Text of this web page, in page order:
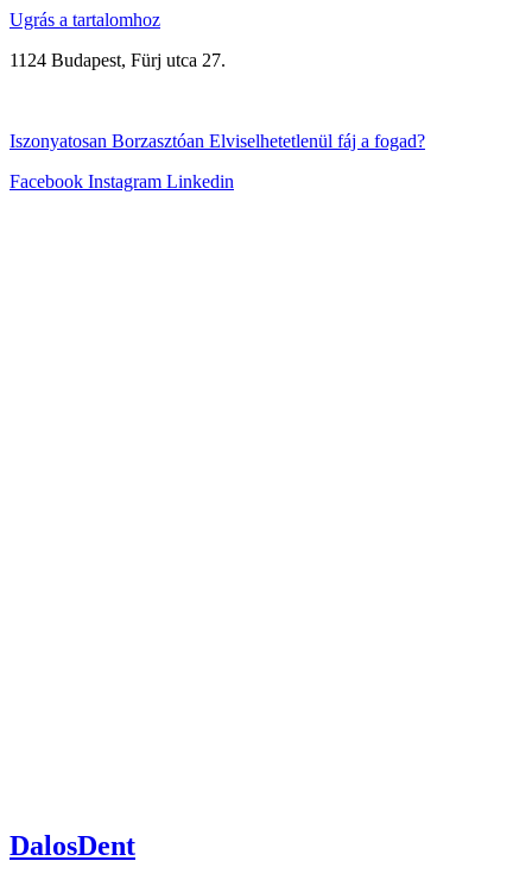
Ugrás a tartalomhoz
1124 Budapest, Fürj utca 27.
Iszonyatosan Borzasztóan Elviselhetetlenül fáj a fogad?
Facebook Instagram Linkedin
DalosDent